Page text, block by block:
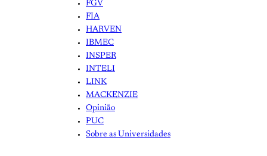
FGV
FIA
HARVEN
IBMEC
INSPER
INTELI
LINK
MACKENZIE
Opinião
PUC
Sobre as Universidades